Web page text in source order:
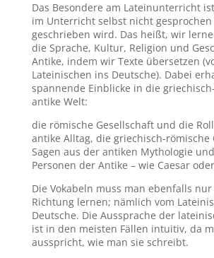
Das Besondere am Lateinunterricht
im Unterricht selbst nicht
geschrieben wird. Das heißt, wir
die Sprache, Kultur, Religion und
Antike, indem wir Texte übersetzen
Lateinischen ins Deutsche). Dabei
spannende Einblicke in die
antike Welt:
die römische Gesellschaft und die
antike Alltag, die griechisch-römische
Sagen aus der antiken Mythologie
Personen der Antike – wie Caesar
Die Vokabeln muss man ebenfalls
Richtung lernen; nämlich vom
Deutsche. Die Aussprache der
ist in den meisten Fällen intuitiv, da
ausspricht, wie man sie schreibt.